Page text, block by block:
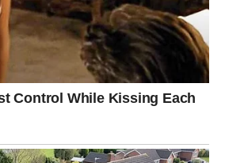
ciljeva.
kao vaša